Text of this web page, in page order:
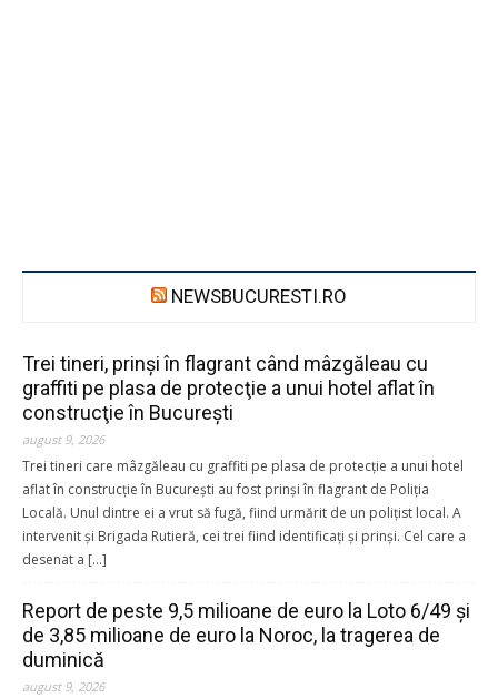
NEWSBUCURESTI.RO
Trei tineri, prinşi în flagrant când mâzgăleau cu
graffiti pe plasa de protecţie a unui hotel aflat în
construcţie în Bucureşti
august 9, 2026
Trei tineri care mâzgăleau cu graffiti pe plasa de protecţie a unui hotel
aflat în construcţie în Bucureşti au fost prinşi în flagrant de Poliţia
Locală. Unul dintre ei a vrut să fugă, fiind urmărit de un poliţist local. A
intervenit şi Brigada Rutieră, cei trei fiind identificaţi şi prinşi. Cel care a
desenat a […]
Report de peste 9,5 milioane de euro la Loto 6/49 şi
de 3,85 milioane de euro la Noroc, la tragerea de
duminică
august 9, 2026